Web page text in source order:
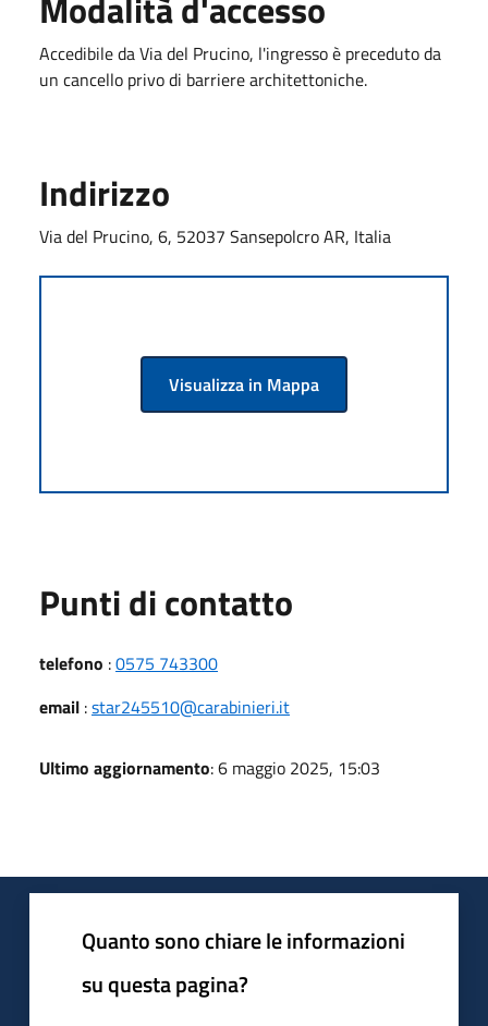
Accedibile da Via del Prucino, l'ingresso è preceduto da
un cancello privo di barriere architettoniche.
Indirizzo
Via del Prucino, 6, 52037 Sansepolcro AR, Italia
Visualizza in Mappa
Punti di contatto
telefono :0575 743300
email :star245510@carabinieri.it
Ultimo aggiornamento: 6 maggio 2025, 15:03
Quanto sono chiare le informazioni
su questa pagina?